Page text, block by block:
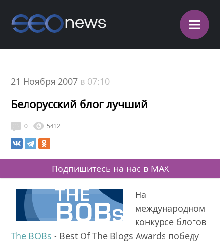
≡
21 Ноября 2007 в 07:10
Белорусский блог лучший
0 5412
Подпишитесь на нас в MAX
На
международном
конкурсе блогов
The BOBs- Best Of The Blogs Awards победу